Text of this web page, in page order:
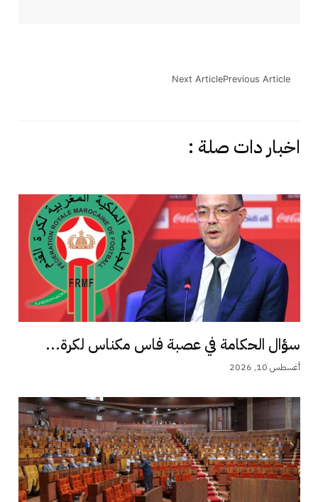
Previous Article
Next Article
اخبار دات صلة :
سؤال الحكامة في عصبة فاس مكناس لكرة...
أغسطس 10, 2026